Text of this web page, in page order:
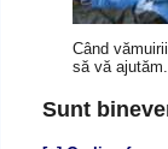
Când
să vă ajutăm.
Sunt